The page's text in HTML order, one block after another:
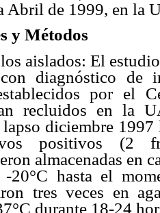
Abril de 1999, en la
y Métodos
aislados: El
diagnóstico de
por el
recluidos en la
diciembre
positivos (2
almacenadas en
20°C hasta el
tres veces en
durante 18-24